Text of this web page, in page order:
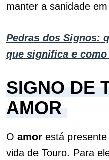
manter a sanidade
Pedras dos Signos:
que significa e
SIGNO DE
AMOR
O amor está
vida de Touro. Para